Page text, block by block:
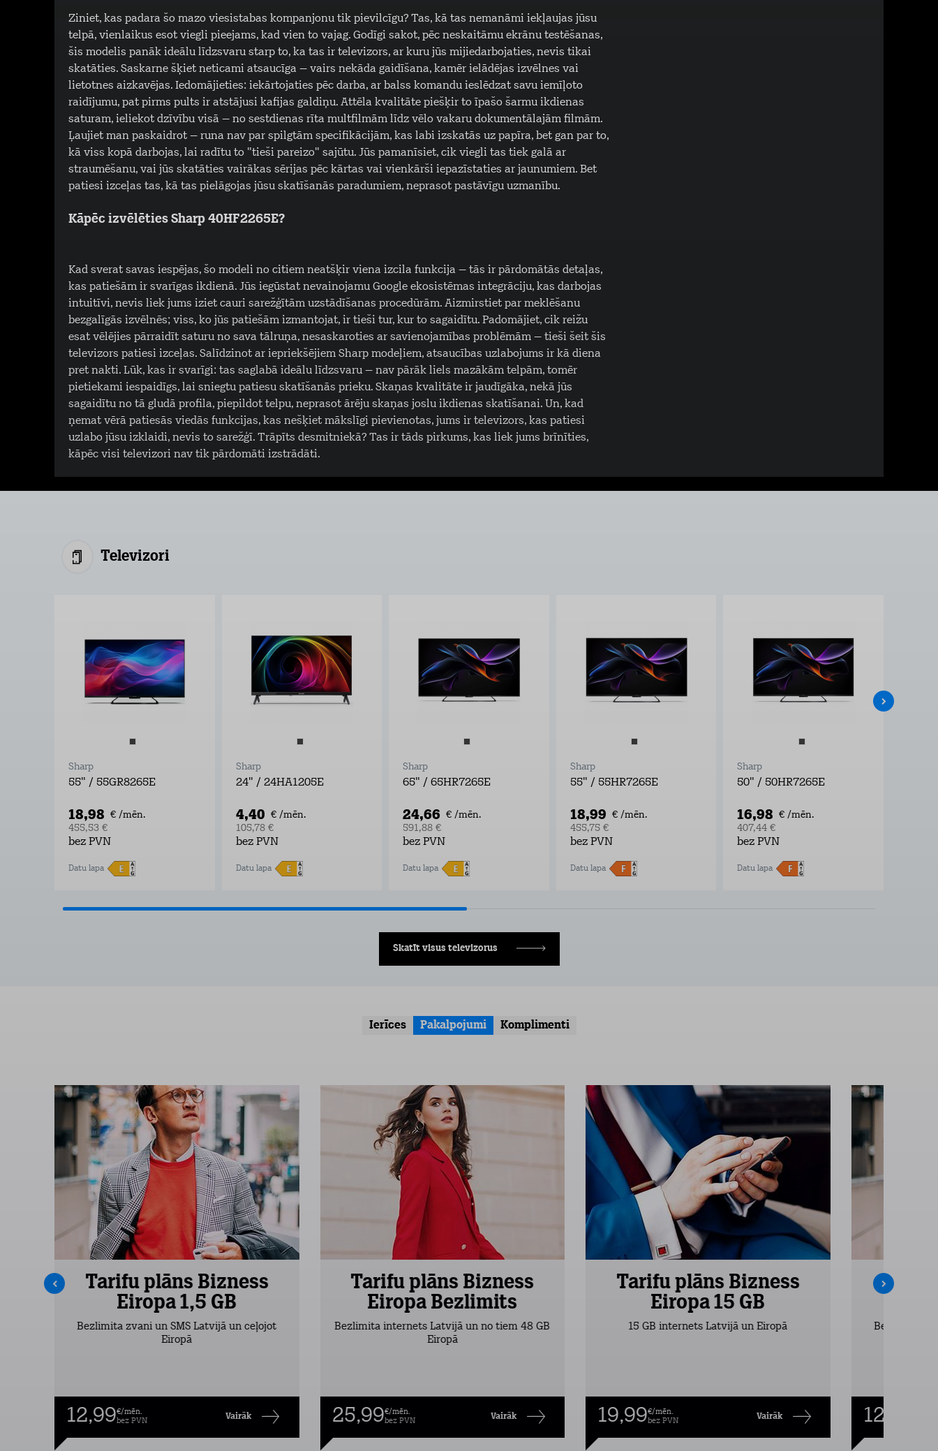
Ziniet, kas padara šo mazo viesistabas kompanjonu tik pievilcīgu? Tas, kā tas nemanāmi iekļaujas jūsu
telpā, vienlaikus esot viegli pieejams, kad vien to vajag. Godīgi sakot, pēc neskaitāmu ekrānu testēšanas,
šis modelis panāk ideālu līdzsvaru starp to, ka tas ir televizors, ar kuru jūs mijiedarbojaties, nevis tikai
skatāties. Saskarne šķiet neticami atsaucīga – vairs nekāda gaidīšana, kamēr ielādējas izvēlnes vai
lietotnes aizkavējas. Iedomājieties: iekārtojaties pēc darba, ar balss komandu ieslēdzat savu iemīļoto
raidījumu, pat pirms pults ir atstājusi kafijas galdiņu. Attēla kvalitāte piešķir to īpašo šarmu ikdienas
saturam, ieliekot dzīvību visā – no sestdienas rīta multfilmām līdz vēlo vakaru dokumentālajām filmām.
Ļaujiet man paskaidrot – runa nav par spilgtām specifikācijām, kas labi izskatās uz papīra, bet gan par to,
kā viss kopā darbojas, lai radītu to "tieši pareizo" sajūtu. Jūs pamanīsiet, cik viegli tas tiek galā ar
straumēšanu, vai jūs skatāties vairākas sērijas pēc kārtas vai vienkārši iepazīstaties ar jaunumiem. Bet
patiesi izceļas tas, kā tas pielāgojas jūsu skatīšanās paradumiem, neprasot pastāvīgu uzmanību.
Kāpēc izvēlēties Sharp 40HF2265E?
Kad sverat savas iespējas, šo modeli no citiem neatšķir viena izcila funkcija – tās ir pārdomātās detaļas,
kas patiešām ir svarīgas ikdienā. Jūs iegūstat nevainojamu Google ekosistēmas integrāciju, kas darbojas
intuitīvi, nevis liek jums iziet cauri sarežģītām uzstādīšanas procedūrām. Aizmirstiet par meklēšanu
bezgalīgās izvēlnēs; viss, ko jūs patiešām izmantojat, ir tieši tur, kur to sagaidītu. Padomājiet, cik reižu
esat vēlējies pārraidīt saturu no sava tālruņa, nesaskaroties ar savienojamības problēmām – tieši šeit šis
televizors patiesi izceļas. Salīdzinot ar iepriekšējiem Sharp modeļiem, atsaucības uzlabojums ir kā diena
pret nakti. Lūk, kas ir svarīgi: tas saglabā ideālu līdzsvaru – nav pārāk liels mazākām telpām, tomēr
pietiekami iespaidīgs, lai sniegtu patiesu skatīšanās prieku. Skaņas kvalitāte ir jaudīgāka, nekā jūs
sagaidītu no tā gludā profila, piepildot telpu, neprasot ārēju skaņas joslu ikdienas skatīšanai. Un, kad
ņemat vērā patiesās viedās funkcijas, kas nešķiet mākslīgi pievienotas, jums ir televizors, kas patiesi
uzlabo jūsu izklaidi, nevis to sarežģī. Trāpīts desmitniekā? Tas ir tāds pirkums, kas liek jums brīnīties,
kāpēc visi televizori nav tik pārdomāti izstrādāti.
Televizori
Sharp
55" / 55GR8265E
18,98 € /mēn.
455,53 €
bez PVN
Datu lapa
Sharp
24" / 24HA1205E
4,40 € /mēn.
105,78 €
bez PVN
Datu lapa
Sharp
65" / 65HR7265E
24,66
€ /mēn.
591,88 €
bez PVN
Datu lapa
Sharp
55" / 55HR7265E
18,99 € /mēn.
455,75 €
bez PVN
Datu lapa
Sharp
50" / 50HR7265E
16,98
€ /mēn.
407,44 €
bez PVN
Datu lapa
Skatīt visus televizorus
Ierīces Pakalpojumi Komplimenti
Tarifu plāns Bizness
Eiropa 1,5 GB
Bezlimita zvani un SMS Latvijā un ceļojot
Eiropā
12,99€/mēn.
bez PVN
Vairāk
Tarifu plāns Bizness
Eiropa Bezlimits
Bezlimita internets Latvijā un no tiem 48 GB
Eiropā
25,99€/mēn.
bez PVN
Vairāk
Tarifu plāns Bizness
Eiropa 15 GB
15 GB internets Latvijā un Eiropā
19,99€/mēn.
bez PVN
Vairāk
Bezlimita
12,99